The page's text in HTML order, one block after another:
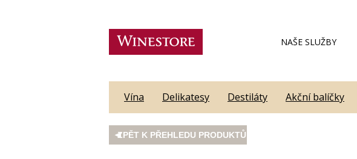
NAŠE SLUŽBY
Vína Delikatesy Destiláty Akční balíčky
ZPĚT K PŘEHLEDU PRODUKTŮ